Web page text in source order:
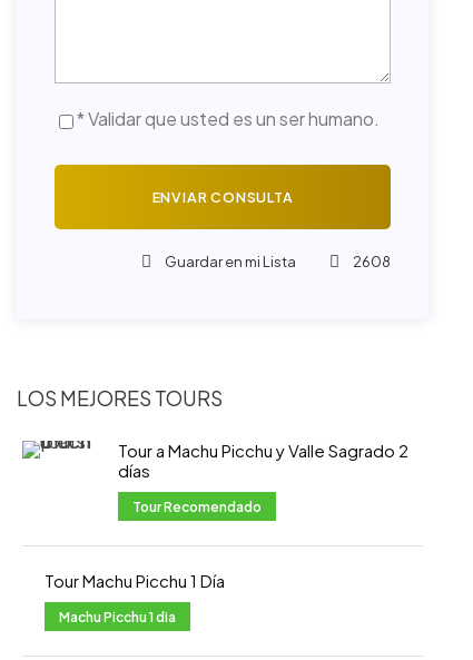
* Validar que usted es un ser humano.
Guardar en mi Lista 2608
LOS MEJORES TOURS
Tour a Machu Picchu y Valle Sagrado 2
días
Tour Recomendado
Tour Machu Picchu 1 Día
Machu Picchu 1 dia